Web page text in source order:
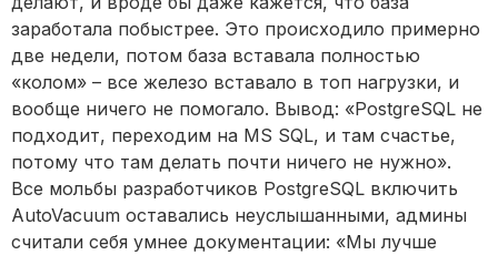
заработала побыстрее. Это происходило примерно
две недели, потом база вставала полностью
«колом» – все железо вставало в топ нагрузки, и
вообще ничего не помогало. Вывод: «PostgreSQL не
подходит, переходим на MS SQL, и там счастье,
потому что там делать почти ничего не нужно».
Все мольбы разработчиков PostgreSQL включить
AutoVacuum оставались неуслышанными, админы
считали себя умнее документации: «Мы лучше